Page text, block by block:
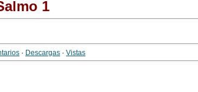
1
· Descargas · Vistas